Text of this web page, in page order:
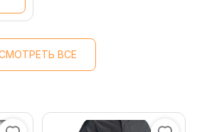
ВСЕ